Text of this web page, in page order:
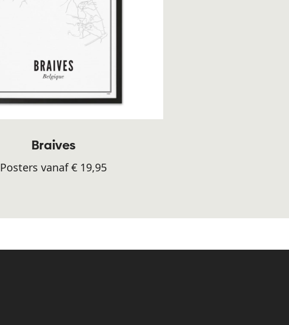
Braives
Posters vanaf € 19,95